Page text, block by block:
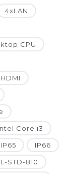
4xLAN
CPU
HDMI
Core i3
IP65 IP66
STD-810